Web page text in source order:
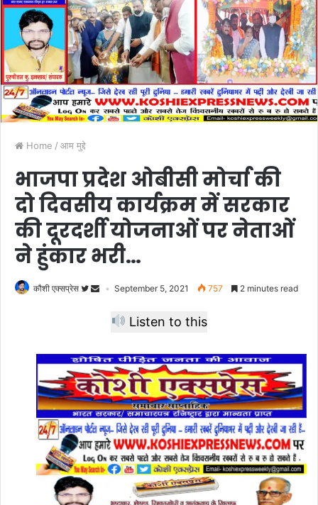
Home / आम मुद्दे
भाजपा प्रदेश ओबीसी मोर्चा की
दो दिवसीय कार्यक्रम में सरकार
की दूरदर्शी योजनाओं पर नेताओं
ने हुंकार भरी…
कौशी एक्सप्रेस September 5, 2021 757 2 minutes read
Listen to this